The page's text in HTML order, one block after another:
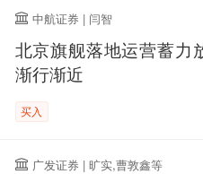
中航证券 | 闫智
北京旗舰落地运营蓄力
渐行渐近
买入
广发证券 | 旷实,曹敦鑫等